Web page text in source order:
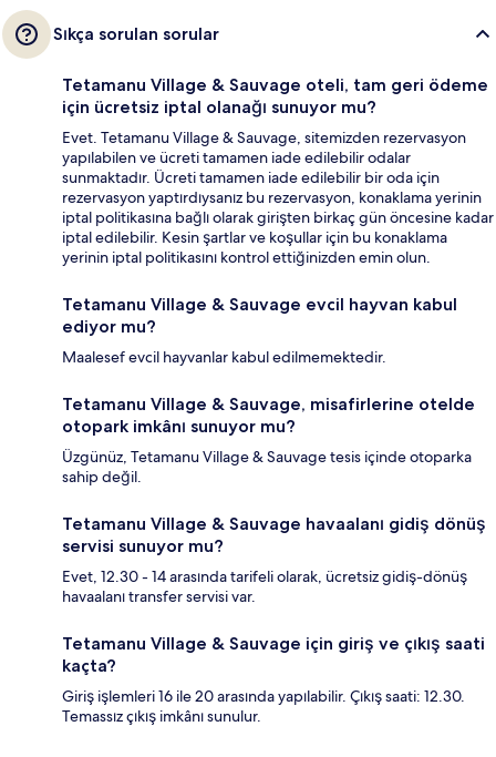
Sıkça sorulan sorular
Tetamanu Village & Sauvage oteli, tam geri ödeme
için ücretsiz iptal olanağı sunuyor mu?
Evet. Tetamanu Village & Sauvage, sitemizden rezervasyon
yapılabilen ve ücreti tamamen iade edilebilir odalar
sunmaktadır. Ücreti tamamen iade edilebilir bir oda için
rezervasyon yaptırdıysanız bu rezervasyon, konaklama yerinin
iptal politikasına bağlı olarak girişten birkaç gün öncesine kadar
iptal edilebilir. Kesin şartlar ve koşullar için bu konaklama
yerinin iptal politikasını kontrol ettiğinizden emin olun.
Tetamanu Village & Sauvage evcil hayvan kabul
ediyor mu?
Maalesef evcil hayvanlar kabul edilmemektedir.
Tetamanu Village & Sauvage, misafirlerine otelde
otopark imkânı sunuyor mu?
Üzgünüz, Tetamanu Village & Sauvage tesis içinde otoparka
sahip değil.
Tetamanu Village & Sauvage havaalanı gidiş dönüş
servisi sunuyor mu?
Evet, 12.30 - 14 arasında tarifeli olarak, ücretsiz gidiş-dönüş
havaalanı transfer servisi var.
Tetamanu Village & Sauvage için giriş ve çıkış saati
kaçta?
Giriş işlemleri 16 ile 20 arasında yapılabilir. Çıkış saati: 12.30.
Temassız çıkış imkânı sunulur.